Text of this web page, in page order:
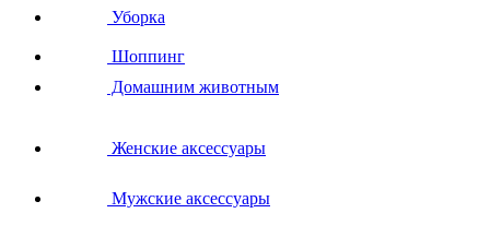
Уборка
Шоппинг
Домашним животным
Женские аксессуары
Мужские аксессуары